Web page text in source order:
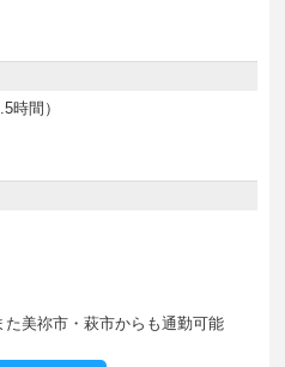
時間）
美祢市・萩市からも通勤可能